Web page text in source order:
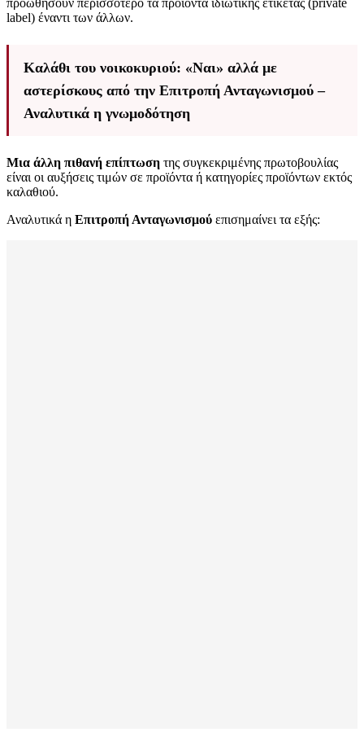
προωθήσουν περισσότερο τα προϊόντα ιδιωτικής ετικέτας (private
label) έναντι των άλλων.
Καλάθι του νοικοκυριού: «Ναι» αλλά με
αστερίσκους από την Επιτροπή Ανταγωνισμού –
Αναλυτικά η γνωμοδότηση
Μια άλλη πιθανή επίπτωση της συγκεκριμένης πρωτοβουλίας
είναι οι αυξήσεις τιμών σε προϊόντα ή κατηγορίες προϊόντων εκτός
καλαθιού.
Αναλυτικά η Επιτροπή Ανταγωνισμού επισημαίνει τα εξής: